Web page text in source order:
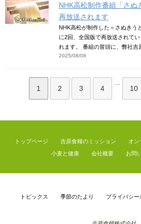
NHK高松制作番組「さぬ
再放送されます
NHK高松が制作した＜さぬきう
に2回、全国版で再放送されて
れます。 番組の冒頭に、弊社吉
2025/08/08
1 2 3 4 10
トップページ 吉原食糧のミッション オ
小麦と健康
会社概要 お問
トピックス 季節のたより プライバシー